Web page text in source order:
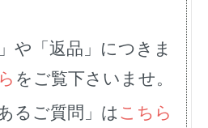
や「返品」につきま
をご覧下さいませ。
るご質問」は こちら